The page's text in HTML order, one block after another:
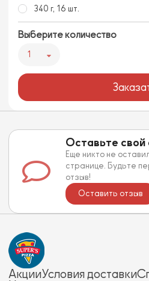
340 г, 16 шт.
Выберите количество
1
Оставьте свой
Еще никто не
странице. Будьте
отзыв!
Оставить отзыв
АкцииУсловия доставки